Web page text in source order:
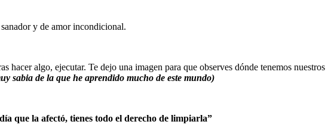
y de amor incondicional.
algo, ejecutar. Te dejo una imagen para que observes dónde tenemos nuestros
sabia de la que he aprendido mucho de este mundo)
que la afectó, tienes todo el derecho de limpiarla”